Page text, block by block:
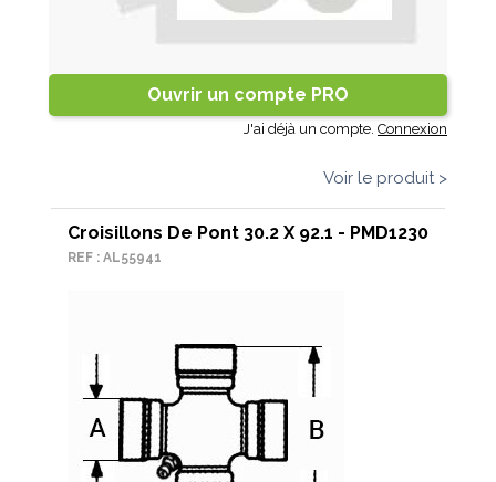
Ouvrir un compte PRO
J'ai déjà un compte. Connexion
Voir le produit >
Croisillons De Pont 30.2 X 92.1 - PMD1230
REF : AL55941